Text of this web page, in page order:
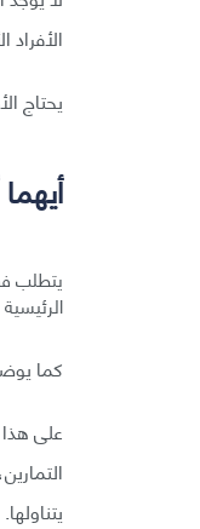
يحتاج
يتطلب
كما
على
يتناولها.